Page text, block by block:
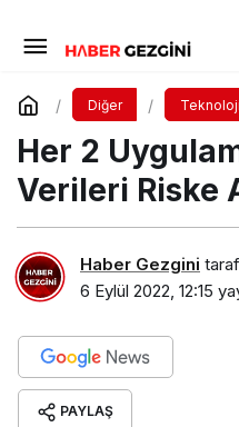
Diğer Teknoloji
Her 2
Verileri Riske
Haber Gezgini
6 Eylül 2022, 12:15
PAYLAŞ